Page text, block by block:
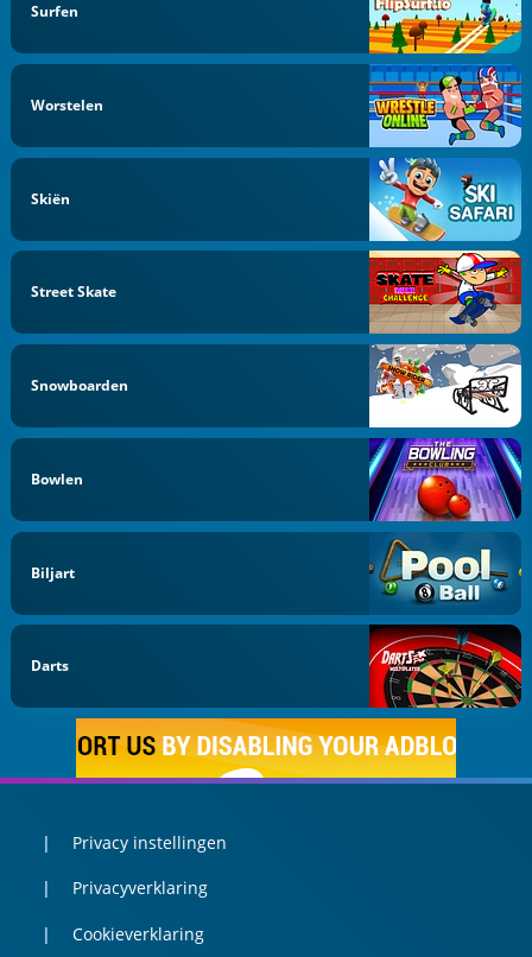
Surfen
Worstelen
Skiën
Street Skate
Snowboarden
Bowlen
Biljart
Darts
Privacy instellingen
Privacyverklaring
Cookieverklaring